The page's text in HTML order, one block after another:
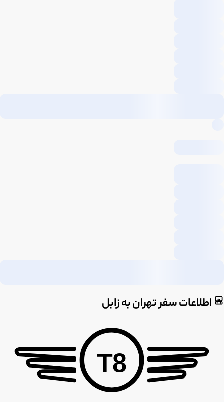
اطلاعات سفر تهران به زابل
T8